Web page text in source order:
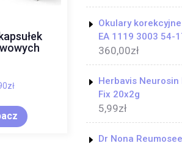
zł
Okulary
EA 1119 3003 54-
360,00zł
Herbavis Neurosin
Fix 20x2g
5,99zł
Dr Nona